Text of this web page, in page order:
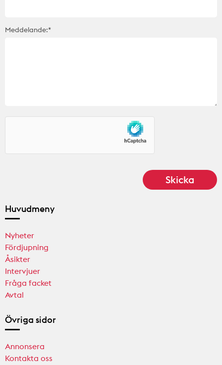
Meddelande:*
Huvudmeny
Nyheter
Fördjupning
Åsikter
Intervjuer
Fråga facket
Avtal
Övriga sidor
Annonsera
Kontakta oss